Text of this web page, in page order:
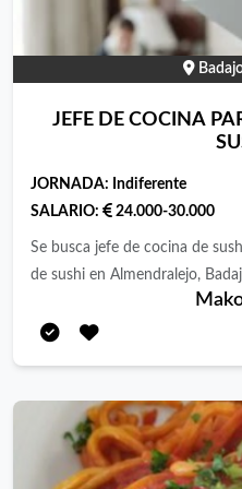
JEFE DE COCINA
JORNADA: Indiferente
SALARIO:
24.000-30.000
Se busca jefe de cocina de
de sushi en Almendralejo,
la experiencia necesaria para
asegurando el buen
implementarle su huella
menos 3 años Carta a diseñar
la intención de dividirla entre